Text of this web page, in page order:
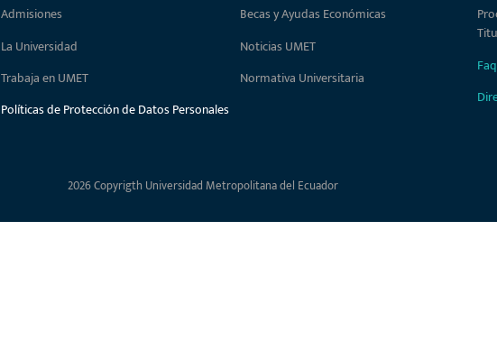
Admisiones
La Universidad
Trabaja en UMET
Políticas de Protección de Datos Personales
Becas y Ayudas Económicas
Noticias UMET
Normativa Universitaria
2026 Copyrigth Universidad Metropolitana del Ecuador